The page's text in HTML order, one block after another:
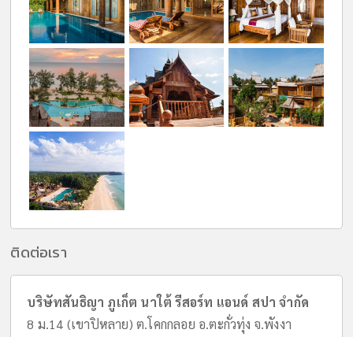
ติดต่อเรา
บริษัทสันธิญา ภูเก็ต นาใต้ รีสอร์ท แอนด์ สปา จำกัด
8 ม.14 (เขาปิหลาย) ต.โคกกลอย อ.ตะกั่วทุ่ง จ.พังงา